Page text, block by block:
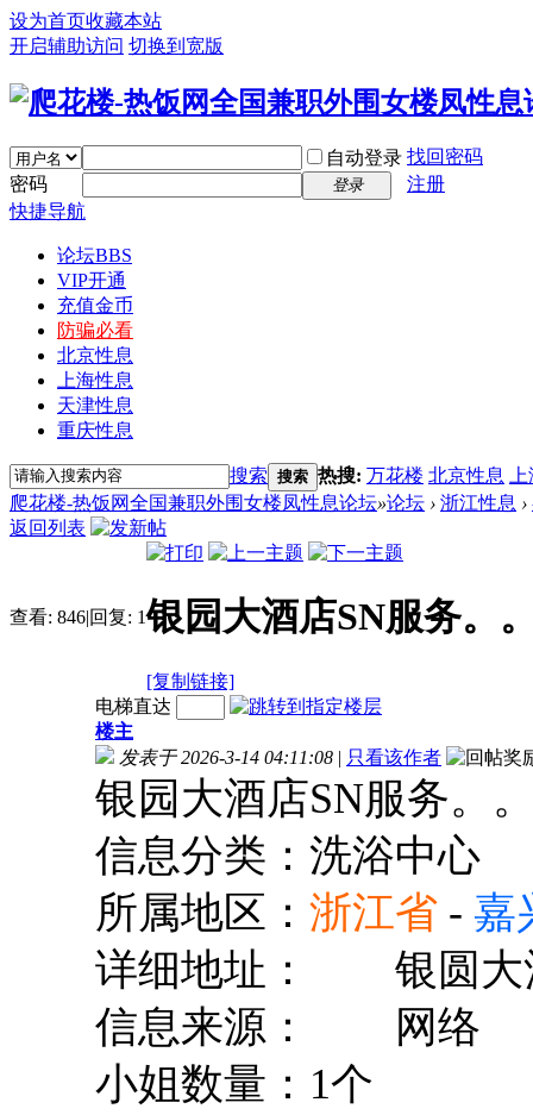
设为首页收藏本站
开启辅助访问 切换到宽版
自动登录 找回密码
密码
登录
注册
快捷导航
论坛BBS
VIP开通
充值金币
防骗必看
北京性息
上海性息
天津性息
重庆性息
搜索 搜索 热搜: 万花楼 北京性息
爬花楼-热饭网全国兼职外围女楼凤性息论坛»论坛 › 浙江性息 ›
返回列表
查看: 846|回复: 1银园大酒店SN服务。
[复制链接]
电梯直达
楼主
发表于 2026-3-14 04:11:08 | 只看该作者
银园大酒店SN服务。
信息分类：洗浴中心
所属地区： 浙江省 - 嘉
详细地址： 银圆
信息来源：
网络
小姐数量：1个